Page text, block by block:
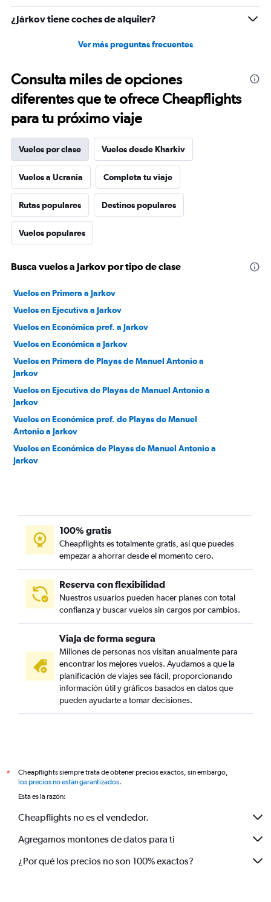
¿Járkov tiene coches de alquiler?
Ver más preguntas frecuentes
Consulta miles de opciones
diferentes que te ofrece Cheapflights
para tu próximo viaje
Vuelos por clase Vuelos desde Kharkiv
Vuelos a Ucrania Completa tu viaje
Rutas populares Destinos populares
Vuelos populares
Busca vuelos a Jarkov por tipo de clase
Vuelos en Primera a Jarkov
Vuelos en Ejecutiva a Jarkov
Vuelos en Económica pref. a Jarkov
Vuelos en Económica a Jarkov
Vuelos en Primera de Playas de Manuel Antonio a
Jarkov
Vuelos en Ejecutiva de Playas de Manuel Antonio a
Jarkov
Vuelos en Económica pref. de Playas de Manuel
Antonio a Jarkov
Vuelos en Económica de Playas de Manuel Antonio a
Jarkov
100% gratis
Cheapflights es totalmente gratis, así que puedes
empezar a ahorrar desde el momento cero.
Reserva con flexibilidad
Nuestros usuarios pueden hacer planes con total
confianza y buscar vuelos sin cargos por cambios.
Viaja de forma segura
Millones de personas nos visitan anualmente para
encontrar los mejores vuelos. Ayudamos a que la
planificación de viajes sea fácil, proporcionando
información útil y gráficos basados en datos que
pueden ayudarte a tomar decisiones.
*
Cheapflights siempre trata de obtener precios exactos, sin embargo,
los precios no están garantizados.
Esta es la razón:
Cheapflights no es el vendedor.
Agregamos montones de datos para ti
¿Por qué los precios no son 100% exactos?